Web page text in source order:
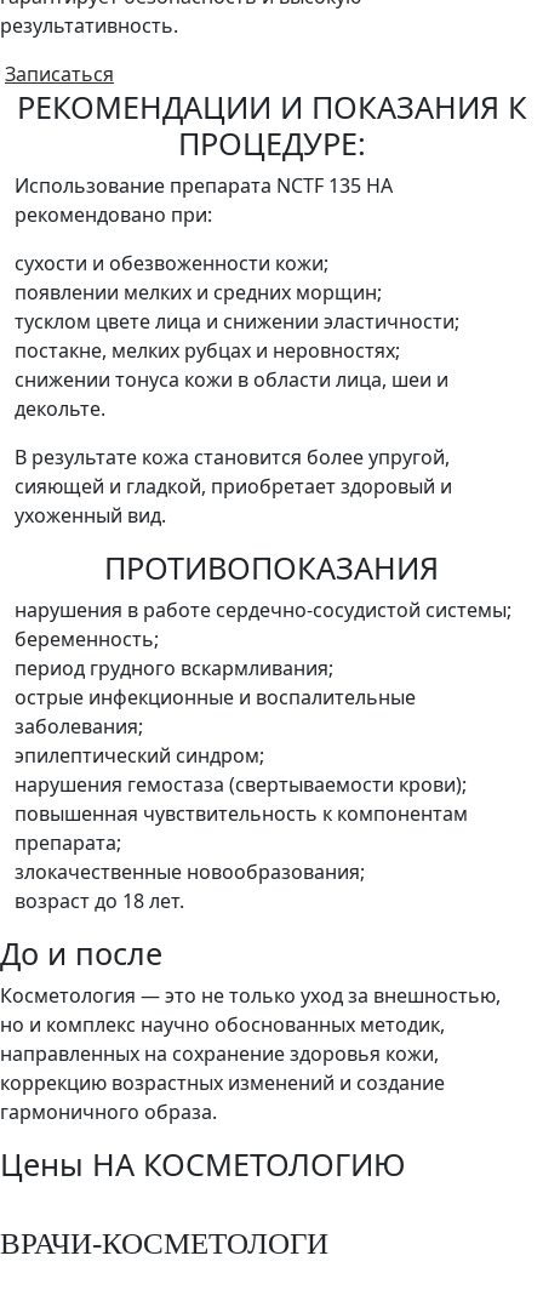
результативность.
Записаться
РЕКОМЕНДАЦИИ И ПОКАЗАНИЯ К
ПРОЦЕДУРЕ:
Использование препарата NCTF 135 HA
рекомендовано при:
сухости и обезвоженности кожи;
появлении мелких и средних морщин;
тусклом цвете лица и снижении эластичности;
постакне, мелких рубцах и неровностях;
снижении тонуса кожи в области лица, шеи и
декольте.
В результате кожа становится более упругой,
сияющей и гладкой, приобретает здоровый и
ухоженный вид.
ПРОТИВОПОКАЗАНИЯ
нарушения в работе сердечно-сосудистой системы;
беременность;
период грудного вскармливания;
острые инфекционные и воспалительные
заболевания;
эпилептический синдром;
нарушения гемостаза (свертываемости крови);
повышенная чувствительность к компонентам
препарата;
злокачественные новообразования;
возраст до 18 лет.
До и после
Косметология — это не только уход за внешностью,
но и комплекс научно обоснованных методик,
направленных на сохранение здоровья кожи,
коррекцию возрастных изменений и создание
гармоничного образа.
Цены НА КОСМЕТОЛОГИЮ
ВРАЧИ-КОСМЕТОЛОГИ